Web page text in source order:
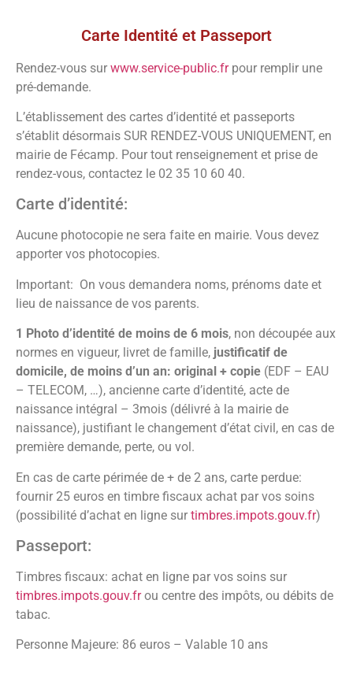
Carte Identité et Passeport
Rendez-vous sur www.service-public.frpour remplir une
pré-demande.
L’établissement des cartes d’identité et passeports
s’établit désormais SUR RENDEZ-VOUS UNIQUEMENT, en
mairie de Fécamp. Pour tout renseignement et prise de
rendez-vous, contactez le 02 35 10 60 40.
Carte d’identité:
Aucune photocopie ne sera faite en mairie. Vous devez
apporter vos photocopies.
Important: On vous demandera noms, prénoms date et
lieu de naissance de vos parents.
1 Photo d’identité de moins de 6 mois, non découpée aux
normes en vigueur, livret de famille, justificatif de
domicile, de moins d’un an: original + copie (EDF – EAU
– TELECOM, …), ancienne carte d’identité, acte de
naissance intégral – 3mois (délivré à la mairie de
naissance), justifiant le changement d’état civil, en cas de
première demande, perte, ou vol.
En cas de carte périmée de + de 2 ans, carte perdue:
fournir 25 euros en timbre fiscaux achat par vos soins
(possibilité d’achat en ligne sur timbres.impots.gouv.fr)
Passeport:
Timbres fiscaux: achat en ligne par vos soins sur
timbres.impots.gouv.frou centre des impôts, ou débits de
tabac.
Personne Majeure: 86 euros – Valable 10 ans